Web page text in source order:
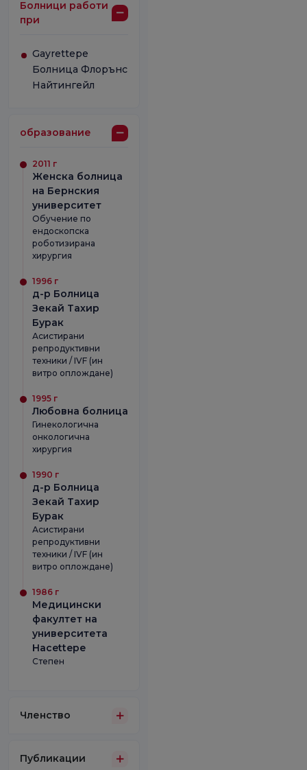
Болници работи
при
Gayrettepe
Болница Флорънс
Найтингейл
образование
2011 г
Женска болница
на Бернския
университет
Обучение по
ендоскопска
роботизирана
хирургия
1996 г
д-р Болница
Зекай Тахир
Бурак
Асистирани
репродуктивни
техники / IVF (ин
витро оплождане)
1995 г
Любовна болница
Гинекологична
онкологична
хирургия
1990 г
д-р Болница
Зекай Тахир
Бурак
Асистирани
репродуктивни
техники / IVF (ин
витро оплождане)
1986 г
Медицински
факултет на
университета
Hacettepe
Степен
Членство
Публикации